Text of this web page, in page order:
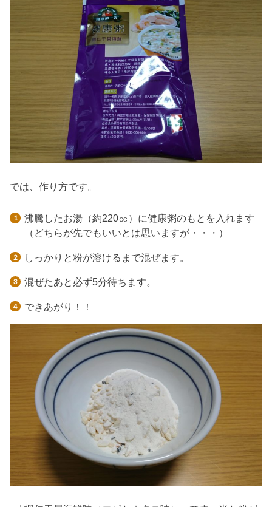
では、作り方です。
沸騰したお湯（約220㏄）に健康粥のもとを入れます
（どちらが先でもいいとは思いますが・・・）
しっかりと粉が溶けるまで混ぜます。
混ぜたあと必ず5分待ちます。
できあがり！！